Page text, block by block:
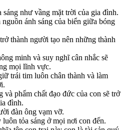
sáng như vầng mặt trời của gia đình.
nguồn ánh sáng của biển giữa bóng
thành người tạo nên những thành
minh và suy nghĩ cân nhắc sẽ
mọi lĩnh vực.
trái tim luôn chân thành và làm
và phẩm chất đạo đức của con sẽ trở
đình.
đàn ông vạm vỡ.
luôn tỏa sáng ở mọi nơi con đến.